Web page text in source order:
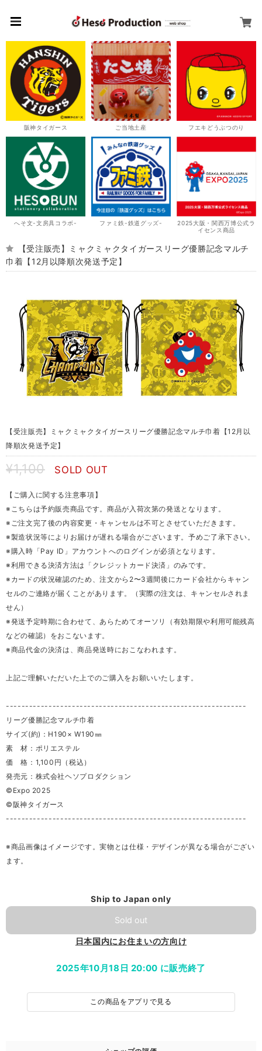
阪神タイガース ご当地土産 フエキどうぶつのり
へそ文-文房具コラボ- ファミ鉄-鉄道グッズ-
2025大阪・関西万博公式ラ
イセンス商品
【受注販売】ミャクミャクタイガースリーグ優勝記念マルチ
巾着【12月以降順次発送予定】
【受注販売】ミャクミャクタイガースリーグ優勝記念マルチ巾着【12月以
降順次発送予定】
¥1,100 SOLD OUT
【ご購入に関する注意事項】
※こちらは予約販売商品です。商品が入荷次第の発送となります。
※ご注文完了後の内容変更・キャンセルは不可とさせていただきます。
※製造状況等によりお届けが遅れる場合がございます。予めご了承下さい。
※購入時「Pay ID」アカウントへのログインが必須となります。
※利用できる決済方法は「クレジットカード決済」のみです。
※カードの状況確認のため、注文から2〜3週間後にカード会社からキャン
セルのご連絡が届くことがあります。（実際の注文は、キャンセルされま
せん）
※発送予定時期に合わせて、あらためてオーソリ（有効期限や利用可能残高
などの確認）をおこないます。
※商品代金の決済は、商品発送時におこなわれます。
上記ご理解いただいた上でのご購入をお願いいたします。
--------------------------------------------------------------
リーグ優勝記念マルチ巾着
サイズ(約)：H190× W190㎜
素 材：ポリエステル
価 格：1,100円（税込）
発売元：株式会社ヘソプロダクション
©Expo 2025
©阪神タイガース
--------------------------------------------------------------
※商品画像はイメージです。実物とは仕様・デザインが異なる場合がござい
ます。
Ship to Japan only
Sold out
日本国内にお住まいの方向け
2025年10月18日 20:00 に販売終了
この商品をアプリで見る